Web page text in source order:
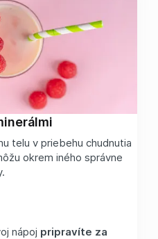
telu v priebehu chudnutia
okrem iného správne
nápoj pripravíte za